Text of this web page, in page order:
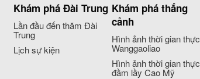
Khám phá Đài Trung
Lần đầu đến thăm Đài
Trung
Lịch sự kiện
Khám phá thắng
cảnh
Hình ảnh thời gian thực
Wanggaoliao
Hình ảnh thời gian thực
đầm lầy Cao Mỹ